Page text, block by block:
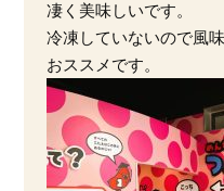
凄く美味しいです。
冷凍していないので風
おススメです。